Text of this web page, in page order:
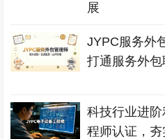
展
JYPC服务外
打通服务外
科技行业进
程师认证，